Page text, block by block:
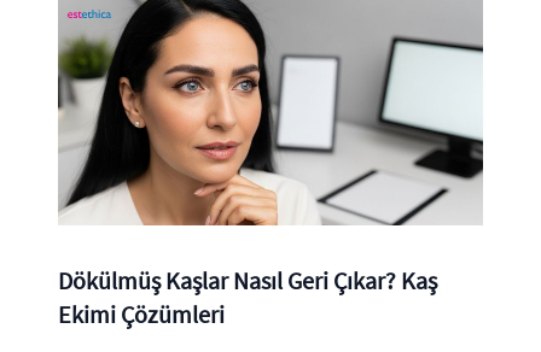
Dökülmüş Kaşlar Nasıl Geri Çıkar? Kaş
Ekimi Çözümleri